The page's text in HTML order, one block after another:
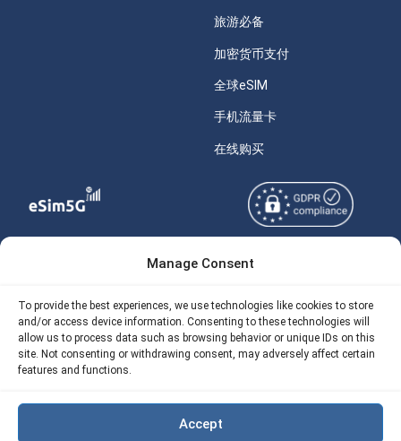
Manage Consent
To provide the best experiences, we use technologies like cookies to store
and/or access device information. Consenting to these technologies will
allow us to process data such as browsing behavior or unique IDs on this
site. Not consenting or withdrawing consent, may adversely affect certain
features and functions.
Accept
旅游必备
加密货币支付
全球eSIM
手机流量卡
在线购买
Your Tickets
免费eSIM流量计算器
我们的 API
eSIM5G 退款政策
Copyright © 2026
使用条款
隐私政策
Site Map